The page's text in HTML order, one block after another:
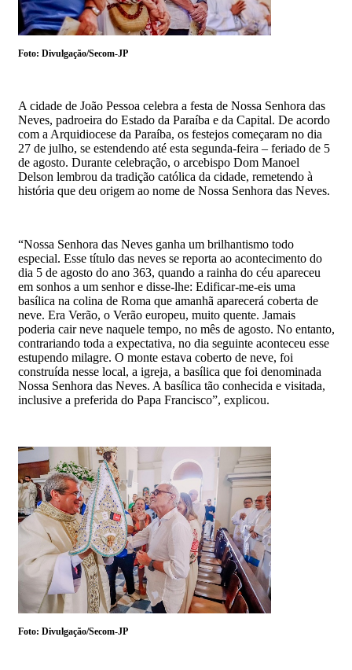
Foto: Divulgação/Secom-JP
A cidade de João Pessoa celebra a festa de Nossa Senhora das
Neves, padroeira do Estado da Paraíba e da Capital. De acordo
com a Arquidiocese da Paraíba, os festejos começaram no dia
27 de julho, se estendendo até esta segunda-feira – feriado de 5
de agosto. Durante celebração, o arcebispo Dom Manoel
Delson lembrou da tradição católica da cidade, remetendo à
história que deu origem ao nome de Nossa Senhora das Neves.
“Nossa Senhora das Neves ganha um brilhantismo todo
especial. Esse título das neves se reporta ao acontecimento do
dia 5 de agosto do ano 363, quando a rainha do céu apareceu
em sonhos a um senhor e disse-lhe: Edificar-me-eis uma
basílica na colina de Roma que amanhã aparecerá coberta de
neve. Era Verão, o Verão europeu, muito quente. Jamais
poderia cair neve naquele tempo, no mês de agosto. No entanto,
contrariando toda a expectativa, no dia seguinte aconteceu esse
estupendo milagre. O monte estava coberto de neve, foi
construída nesse local, a igreja, a basílica que foi denominada
Nossa Senhora das Neves. A basílica tão conhecida e visitada,
inclusive a preferida do Papa Francisco”, explicou.
Foto: Divulgação/Secom-JP